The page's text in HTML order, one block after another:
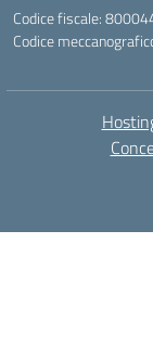
Codice fiscale:
Codice